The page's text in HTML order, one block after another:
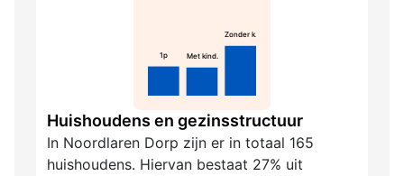
1p Met kind.
Zonder k.
Huishoudens en gezinsstructuur
In Noordlaren Dorp zijn er in totaal 165
huishoudens. Hiervan bestaat 27% uit